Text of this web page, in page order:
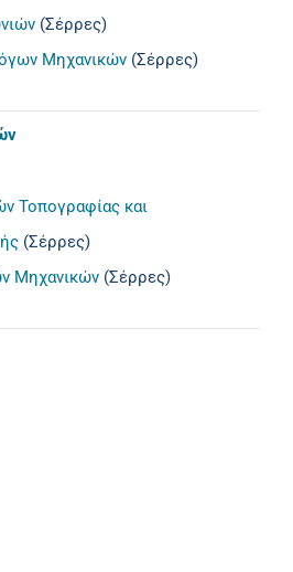
(Σέρρες)
Μηχανικών (Σέρρες)
Τοπογραφίας και
(Σέρρες)
Μηχανικών (Σέρρες)